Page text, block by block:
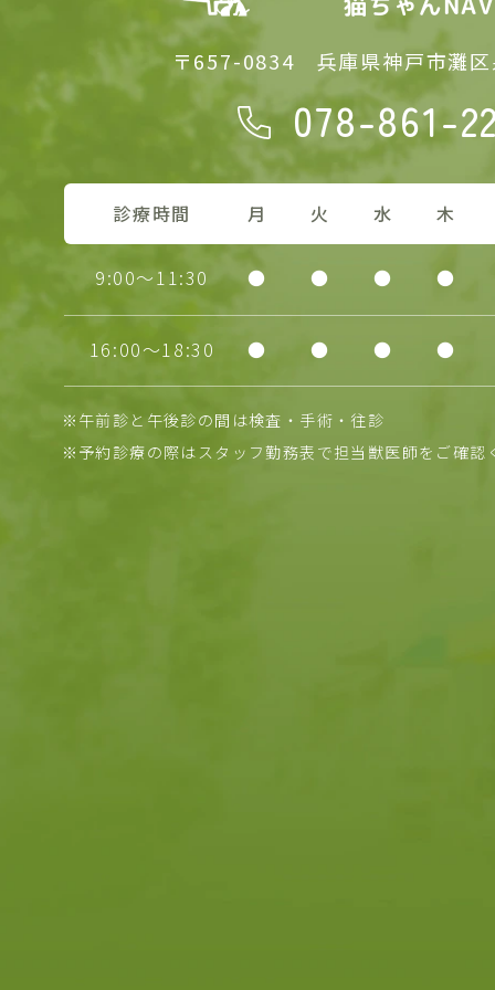
〒657-0834 兵庫県神戸市灘
078-861-
診療時間 月 火 水 木
9:00～11:30 ● ● ● ●
16:00～18:30 ● ● ● ●
※午前診と午後診の間は検査・手術・往診
※予約診療の際はスタッフ勤務表で担当獣医師をご確認